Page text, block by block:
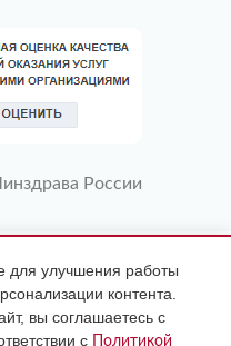
России
улучшения работы
контента.
вы соглашаетесь с
с
Политикой